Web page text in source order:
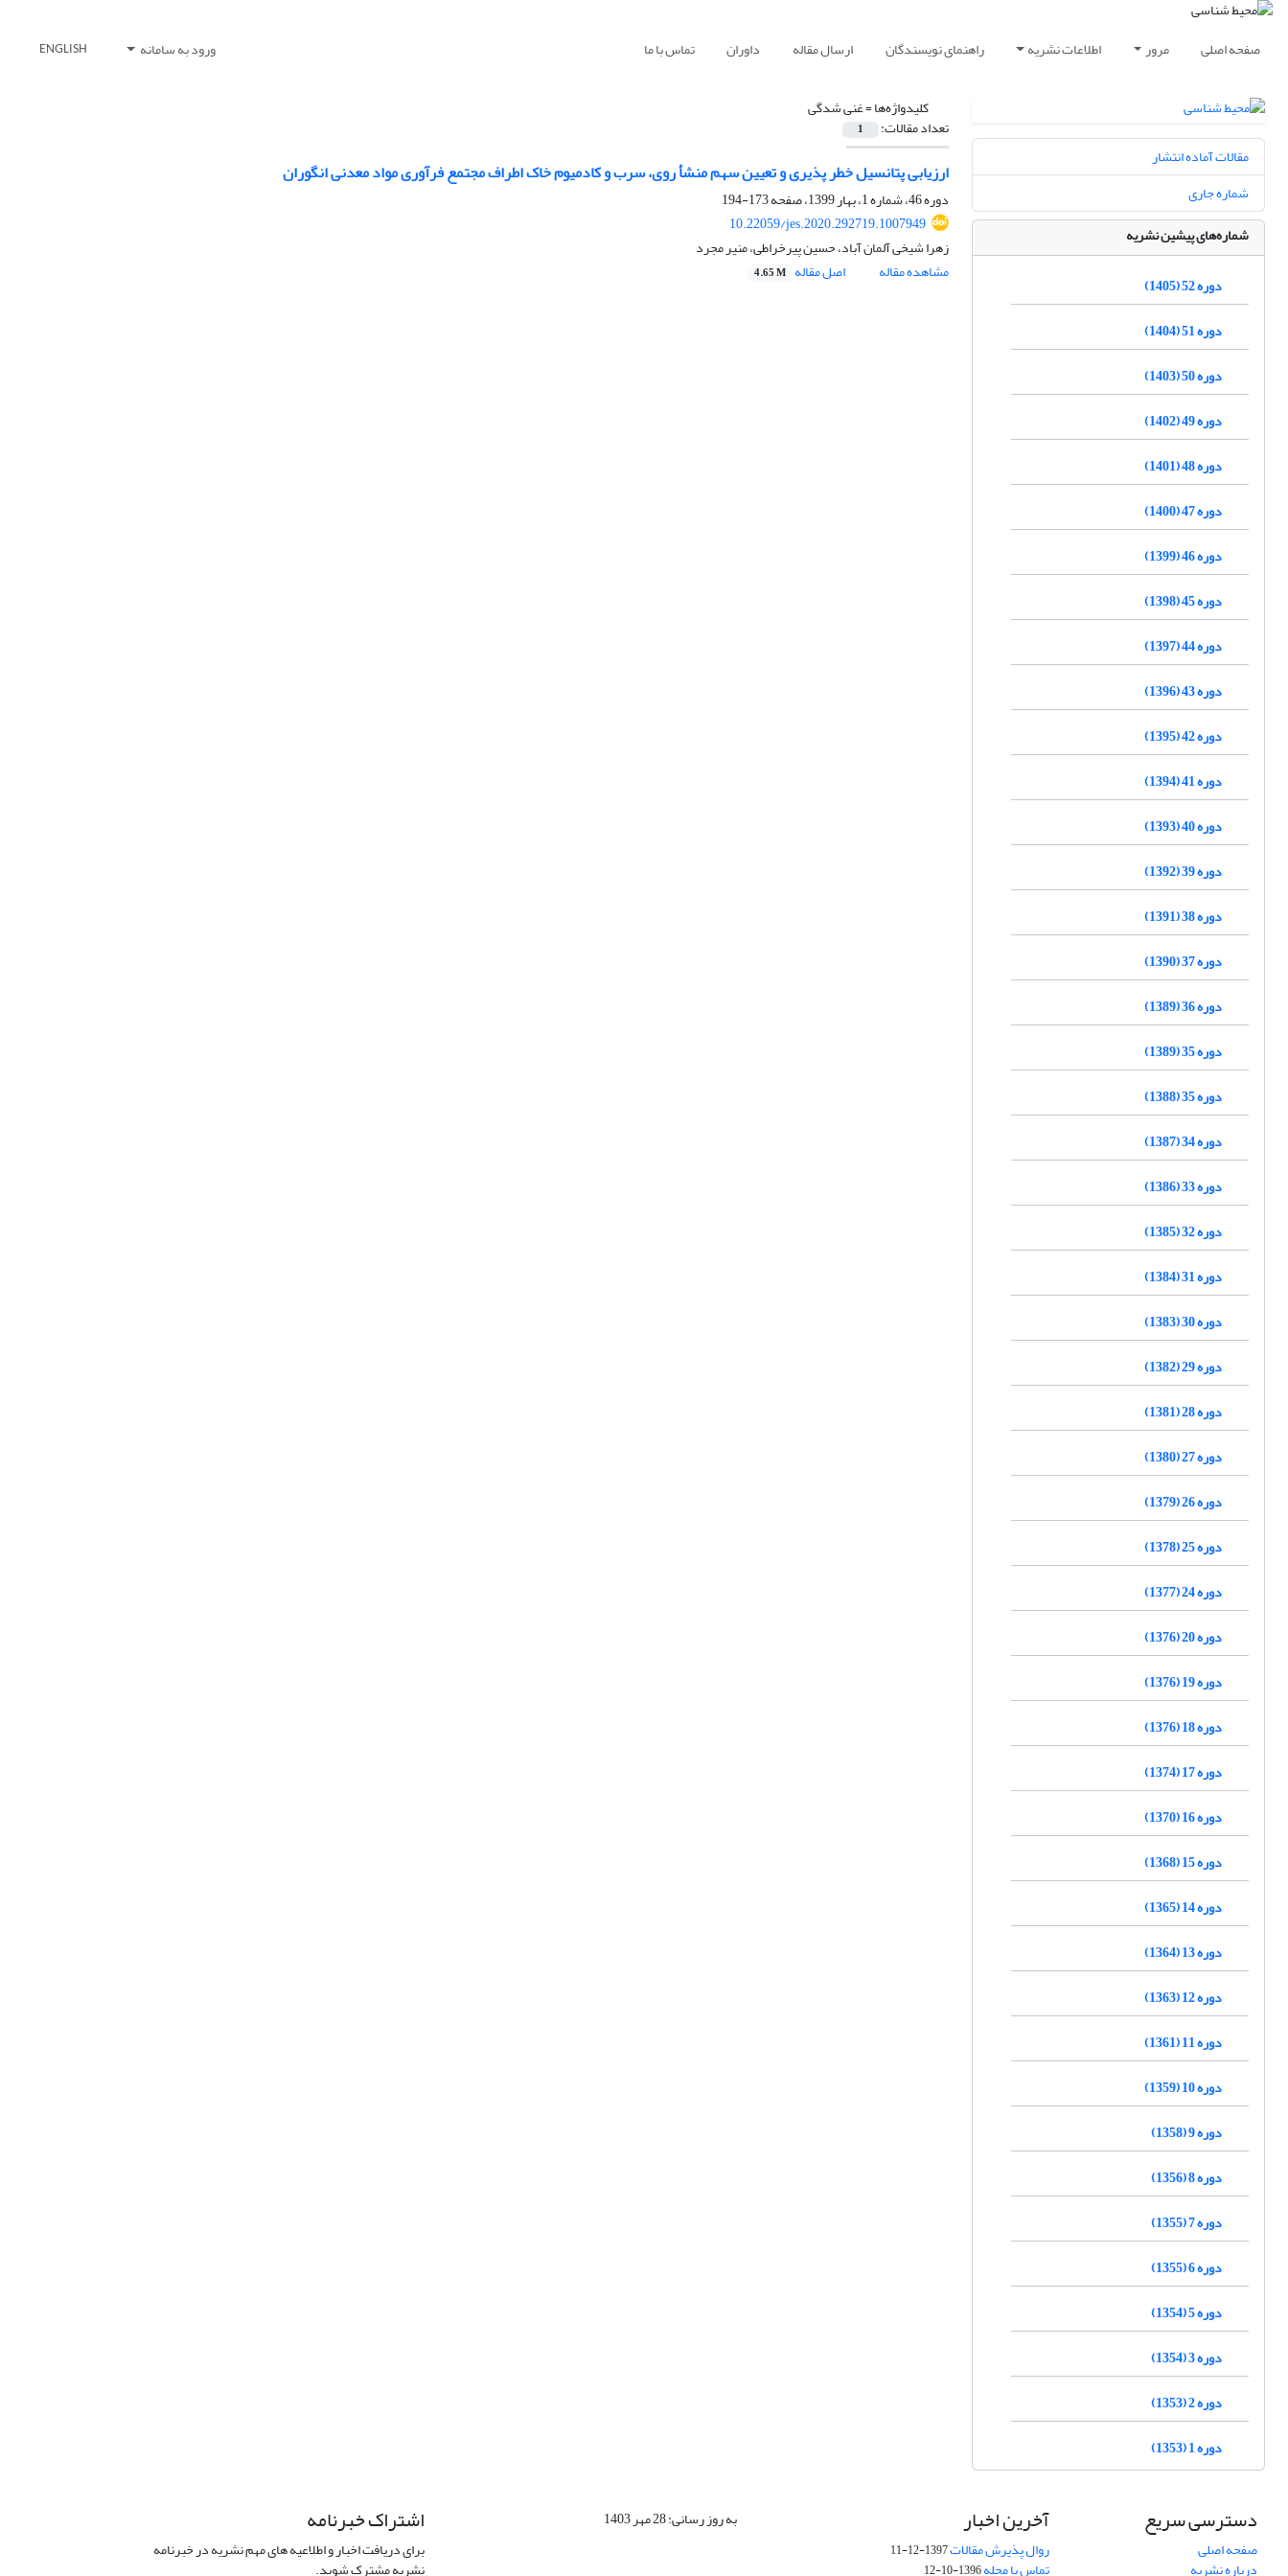
صفحه اصلی مرور اطلاعات نشریه راهنمای نویسندگان ارسال مقاله داوران تماس با ما ورود به سامانه ENGLISH
کلیدواژه‌ها =غنی شدگی
تعداد مقالات: 1
ارزیابی پتانسیل خطر پذیری و تعیین سهم منشأ روی، سرب و کادمیوم خاک‌ اطراف مجتمع فرآوری مواد معدنی انگوران
دوره 46، شماره 1، بهار 1399، صفحه
173-194
10.22059/jes.2020.292719.1007949
زهرا شیخی آلمان آباد، حسین پیرخراطی، منیر مجرد
مشاهده مقاله
اصل مقاله 4.65 M
مقالات آماده انتشار
شماره جاری
شماره‌های پیشین نشریه
دوره 52 (1405)
دوره 51 (1404)
دوره 50 (1403)
دوره 49 (1402)
دوره 48 (1401)
دوره 47 (1400)
دوره 46 (1399)
دوره 45 (1398)
دوره 44 (1397)
دوره 43 (1396)
دوره 42 (1395)
دوره 41 (1394)
دوره 40 (1393)
دوره 39 (1392)
دوره 38 (1391)
دوره 37 (1390)
دوره 36 (1389)
دوره 35 (1389)
دوره 35 (1388)
دوره 34 (1387)
دوره 33 (1386)
دوره 32 (1385)
دوره 31 (1384)
دوره 30 (1383)
دوره 29 (1382)
دوره 28 (1381)
دوره 27 (1380)
دوره 26 (1379)
دوره 25 (1378)
دوره 24 (1377)
دوره 20 (1376)
دوره 19 (1376)
دوره 18 (1376)
دوره 17 (1374)
دوره 16 (1370)
دوره 15 (1368)
دوره 14 (1365)
دوره 13 (1364)
دوره 12 (1363)
دوره 11 (1361)
دوره 10 (1359)
دوره 9 (1358)
دوره 8 (1356)
دوره 7 (1355)
دوره 6 (1355)
دوره 5 (1354)
دوره 3 (1354)
دوره 2 (1353)
دوره 1 (1353)
دسترسی سریع
صفحه اصلی
درباره نشریه
آخرین اخبار
روال پذیرش مقالات1397-12-11
تماس با مجله1396-10-12
به روز رسانی: 28 مهر 1403 اشتراک خبرنامه
برای دریافت اخبار و اطلاعیه های مهم نشریه در خبرنامه
نشریه مشترک شوید.